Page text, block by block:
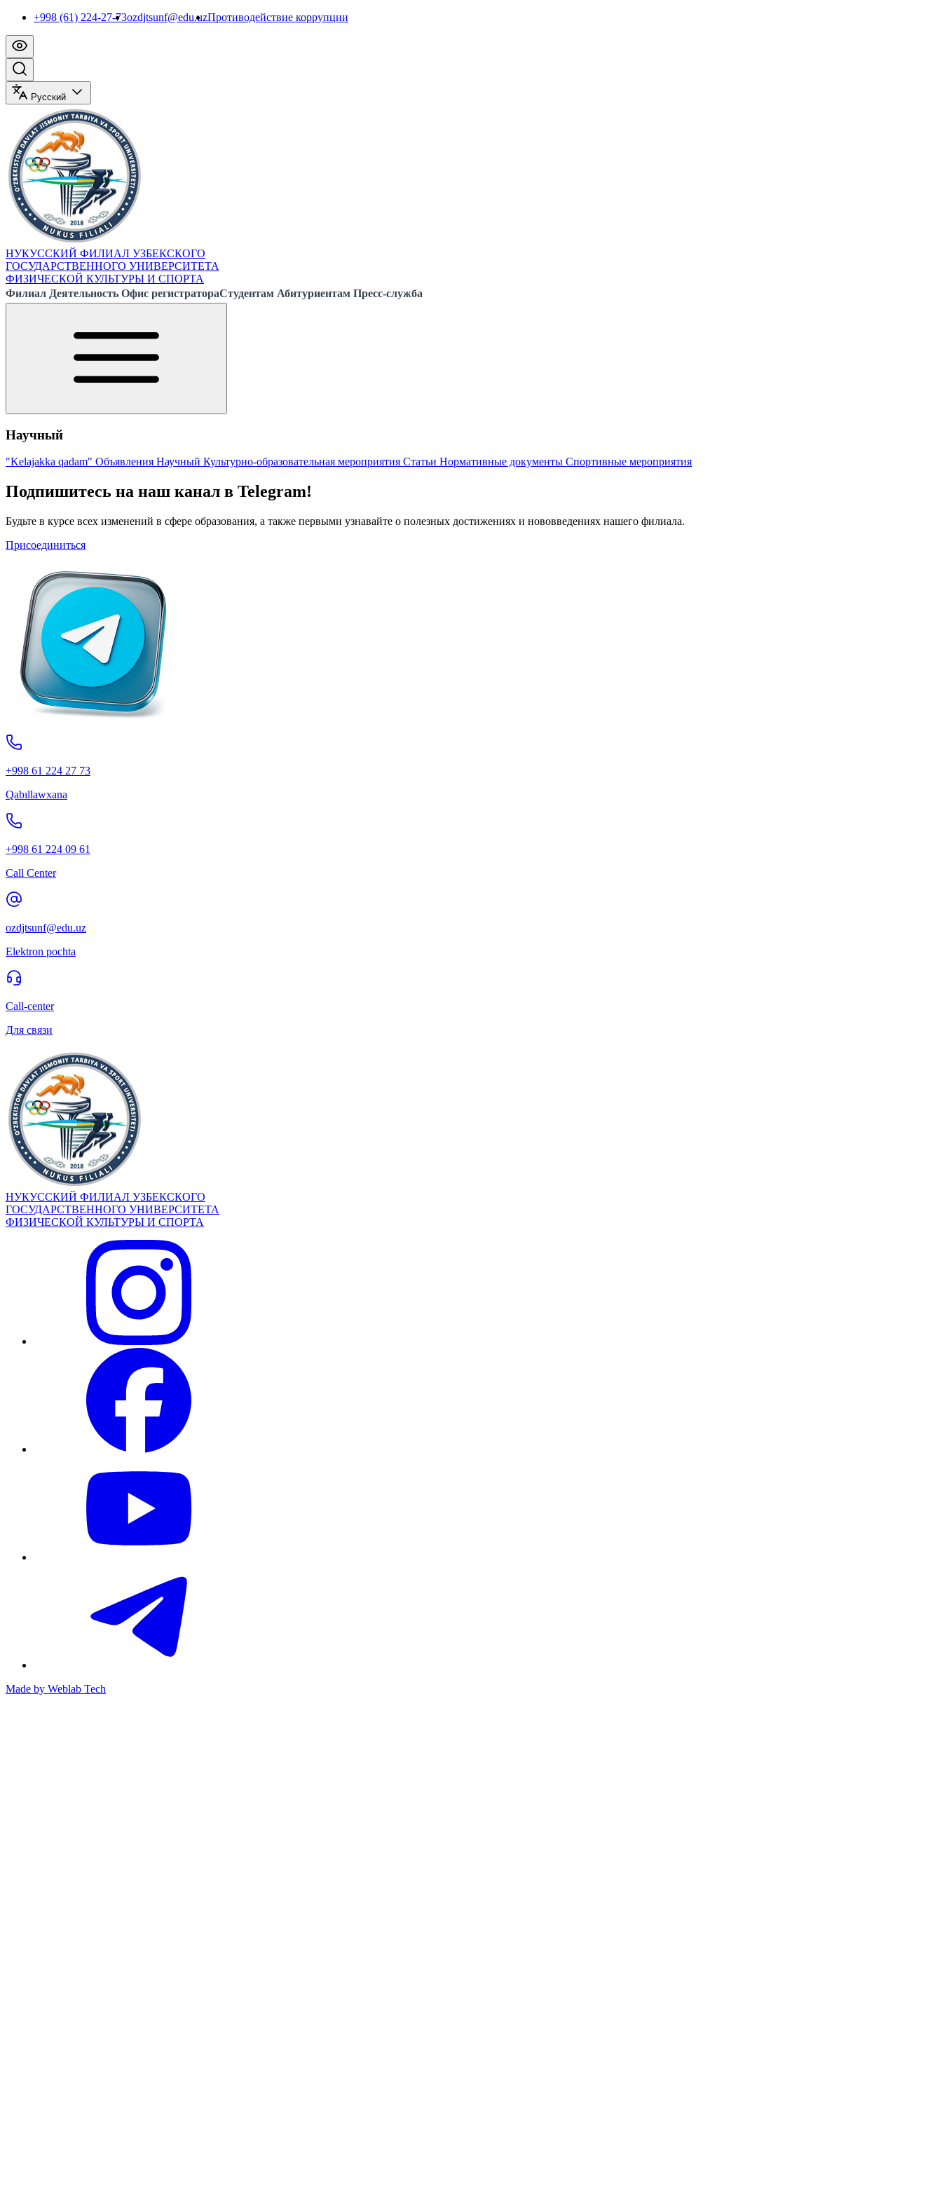
+998 (61) 224-27-73ozdjtsunf@edu.uzПротиводействие коррупции
Русский
НУКУССКИЙ ФИЛИАЛ УЗБЕКСКОГО
ГОСУДАРСТВЕННОГО УНИВЕРСИТЕТА
ФИЗИЧЕСКОЙ КУЛЬТУРЫ И СПОРТА
Филиал Деятельность Офис регистратораСтудентам Абитуриентам Пресс-служба
Научный
"Kelajakka qadam" Объявления Научный Культурно-образовательная мероприятия Статьи Нормативные документы Спортивные мероприятия
Подпишитесь на наш канал в Telegram!
Будьте в курсе всех изменений в сфере образования, а также первыми узнавайте о полезных достижениях и нововведениях нашего филиала.
Присоединиться
+998 61 224 27 73
Qabıllawxana
+998 61 224 09 61
Call Center
ozdjtsunf@edu.uz
Elektron pochta
Call-center
Для связи
НУКУССКИЙ ФИЛИАЛ УЗБЕКСКОГО
ГОСУДАРСТВЕННОГО УНИВЕРСИТЕТА
ФИЗИЧЕСКОЙ КУЛЬТУРЫ И СПОРТА
Made by Weblab Tech